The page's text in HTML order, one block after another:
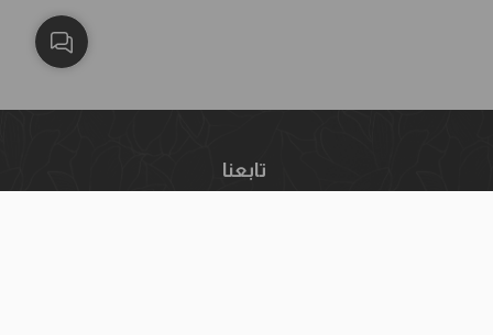
تابعنا